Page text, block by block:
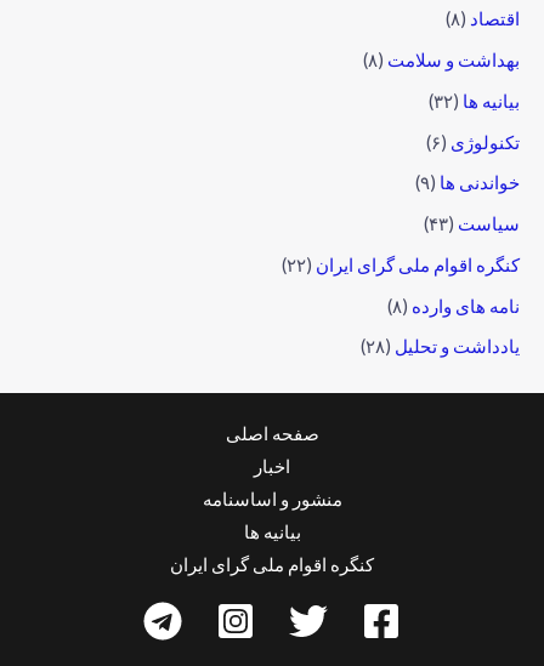
اقتصاد (۸)
بهداشت و سلامت (۸)
بیانیه ها (۳۲)
تکنولوژی (۶)
خواندنی ها (۹)
سیاست (۴۳)
کنگره اقوام ملی گرای ایران (۲۲)
نامه های وارده (۸)
یادداشت و تحلیل (۲۸)
صفحه اصلی
اخبار
منشور و اساسنامه
بیانیه ها
کنگره اقوام ملی گرای ایران